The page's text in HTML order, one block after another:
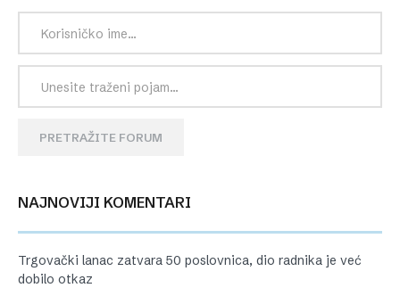
PRETRAŽITE FORUM
NAJNOVIJI KOMENTARI
Trgovački lanac zatvara 50 poslovnica, dio radnika je već
dobilo otkaz